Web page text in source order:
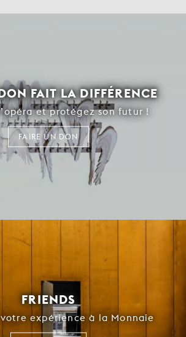
FAIT LA DIFFÉRENCE
et protégez son futur !
FAIRE UN DON
FRIENDS
votre expérience à la Monnaie